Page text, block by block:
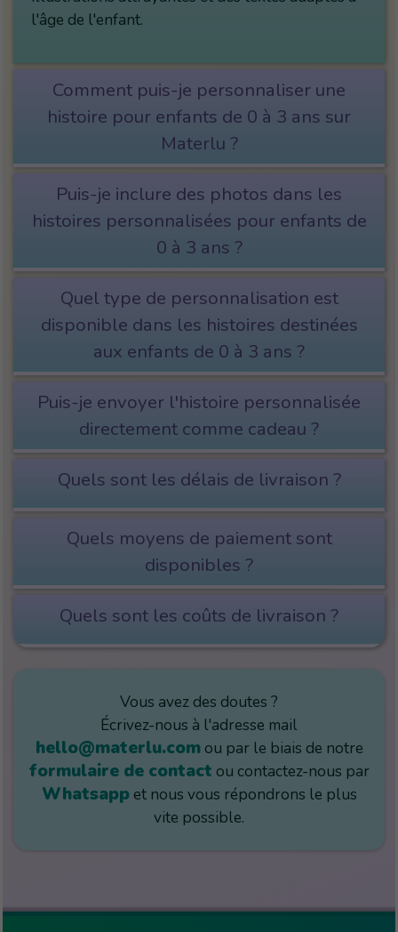
l'âge de l'enfant.
Comment puis-je personnaliser une
histoire pour enfants de 0 à 3 ans sur
Materlu ?
Puis-je inclure des photos dans les
histoires personnalisées pour enfants de
0 à 3 ans ?
Quel type de personnalisation est
disponible dans les histoires destinées
aux enfants de 0 à 3 ans ?
Puis-je envoyer l'histoire personnalisée
directement comme cadeau ?
Quels sont les délais de livraison ?
Quels moyens de paiement sont
disponibles ?
Quels sont les coûts de livraison ?
Vous avez des doutes ?
Écrivez-nous à l'adresse mail
hello@materlu.comou par le biais de notre
formulaire de contact ou contactez-nous par
Whatsappet nous vous répondrons le plus
vite possible.